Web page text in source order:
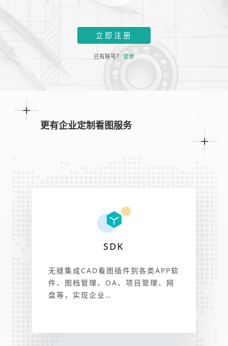
立即注册
已有账号？ 登录
更有企业定制看图服务
SDK
无缝集成CAD看图插件到各类APP软
件、图档管理、OA、项目管理、网
盘等，实现企业…